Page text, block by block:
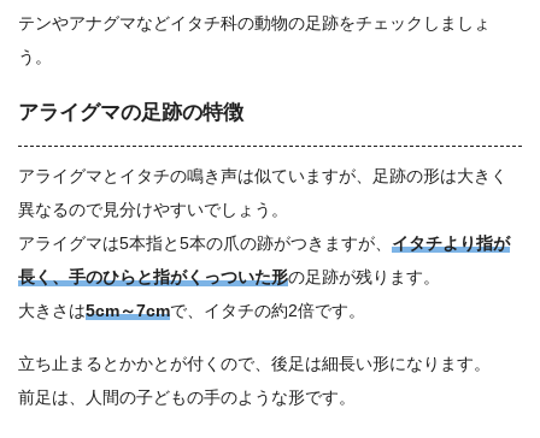
テンやアナグマなどイタチ科の動物の足跡をチェックしましょ
う。
アライグマの足跡の特徴
アライグマとイタチの鳴き声は似ていますが、足跡の形は大きく
異なるので見分けやすいでしょう。
アライグマは5本指と5本の爪の跡がつきますが、 イタチより指が
長く、手のひらと指がくっついた形の足跡が残ります。
大きさは5cm～7cmで、イタチの約2倍です。
立ち止まるとかかとが付くので、後足は細長い形になります。
前足は、人間の子どもの手のような形です。